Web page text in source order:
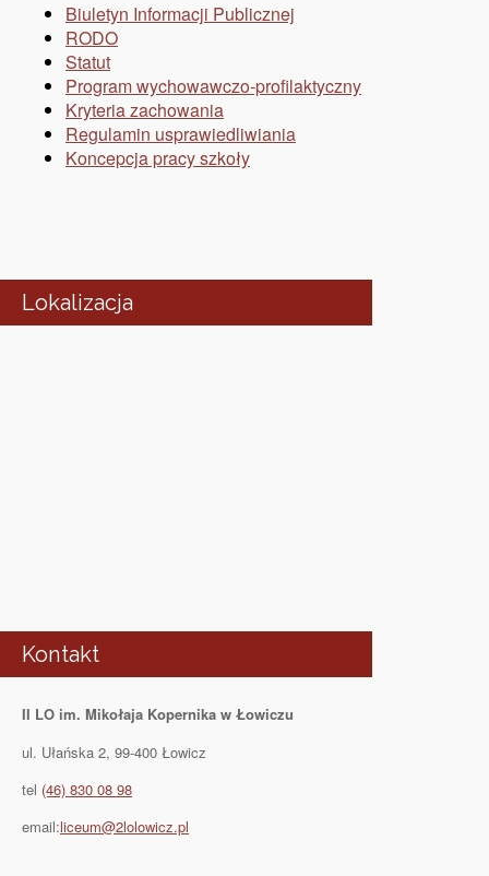
Biuletyn Informacji Publicznej
RODO
Statut
Program wychowawczo-profilaktyczny
Kryteria zachowania
Regulamin usprawiedliwiania
Koncepcja pracy szkoły
Lokalizacja
Kontakt
II LO im. Mikołaja Kopernika w Łowiczu
ul. Ułańska 2, 99-400 Łowicz
tel (46) 830 08 98
email:liceum@2lolowicz.pl